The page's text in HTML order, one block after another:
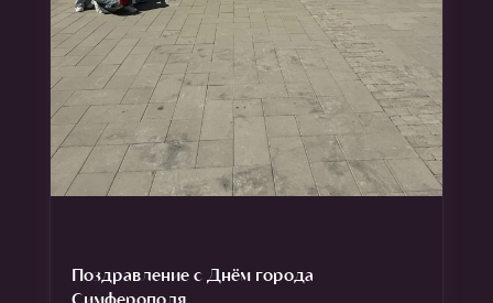
Поздравление с Днём города
Симферополя.